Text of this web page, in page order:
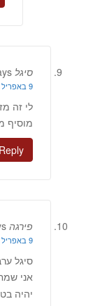
סיגל
9 באפריל 2011 at 18:09
לי זה
Reply
פירגה
9 באפריל 2011 at 20:04
סיגל
אני
יהיה